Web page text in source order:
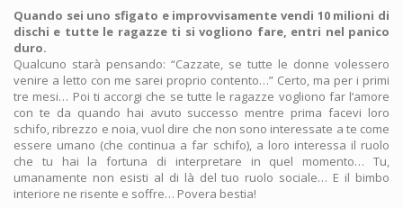
Quando sei uno sfigato e improvvisamente vendi 10 milioni di
dischi e tutte le ragazze ti si vogliono fare, entri nel panico
duro.
Qualcuno starà pensando: “Cazzate, se tutte le donne volessero
venire a letto con me sarei proprio contento…” Certo, ma per i primi
tre mesi… Poi ti accorgi che se tutte le ragazze vogliono far l’amore
con te da quando hai avuto successo mentre prima facevi loro
schifo, ribrezzo e noia, vuol dire che non sono interessate a te come
essere umano (che continua a far schifo), a loro interessa il ruolo
che tu hai la fortuna di interpretare in quel momento… Tu,
umanamente non esisti al di là del tuo ruolo sociale… E il bimbo
interiore ne risente e soffre… Povera bestia!